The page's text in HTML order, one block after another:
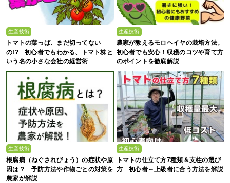
生産技術
トマトの葉っぱ、まだ切ってない
の!? 初心者でもわかる、トマト株と
いう名の小さな会社の経営術
生産技術
農家が教えるモロヘイヤの栽培方法。
初心者でも安心！収穫のコツや育て方
のポイントを徹底解説
生産技術
根腐病（ねぐされびょう）の症状や原
因は？ 予防方法や作物ごとの対策を
農家が解説
生産技術
トマトの仕立て方7種類＆支柱の選び
方 初心者～上級者に合う方法を解説